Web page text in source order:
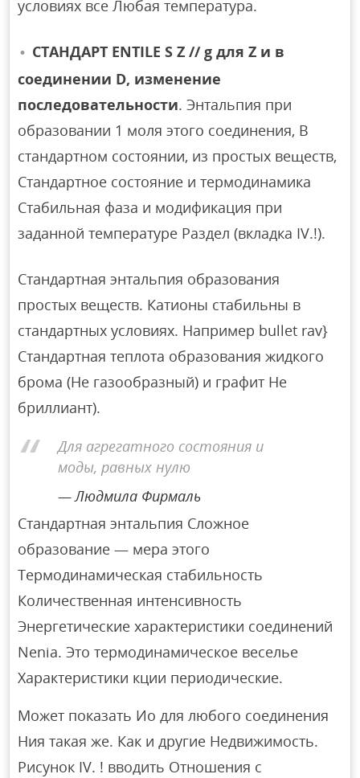
условиях все Любая температура.
СТАНДАРТ ENTILE S Z // g для Z и в
соединении D, изменение
последовательности. Энтальпия при
образовании 1 моля этого соединения, В
стандартном состоянии, из простых веществ,
Стандартное состояние и термодинамика
Стабильная фаза и модификация при
заданной температуре Раздел (вкладка IV.!).
Стандартная энтальпия образования
простых веществ. Катионы стабильны в
стандартных условиях. Например bullet rav}
Стандартная теплота образования жидкого
брома (Не газообразный) и графит Не
бриллиант).
Для агрегатного состояния и
моды, равных нулю
Людмила Фирмаль
Стандартная энтальпия Сложное
образование — мера этого
Термодинамическая стабильность
Количественная интенсивность
Энергетические характеристики соединений
Nenia. Это термодинамическое веселье
Характеристики кции периодические.
Может показать Ио для любого соединения
Ния такая же. Как и другие Недвижимость.
Рисунок IV. ! вводить Отношения с